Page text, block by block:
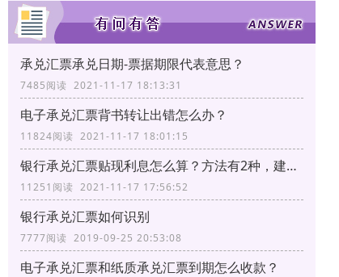
承兑汇票承兑日期-票据期限代表意思？
7485阅读 2021-11-17 18:13:31
电子承兑汇票背书转让出错怎么办？
11824阅读 2021-11-17 18:01:15
银行承兑汇票贴现利息怎么算？方法有2种，建议转发收藏
11251阅读 2021-11-17 17:56:52
银行承兑汇票如何识别
7777阅读 2019-09-25 20:53:08
电子承兑汇票和纸质承兑汇票到期怎么收款？